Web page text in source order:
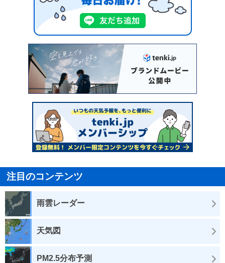
注目のコンテンツ
雨雲レーダー
天気図
PM2.5分布予測